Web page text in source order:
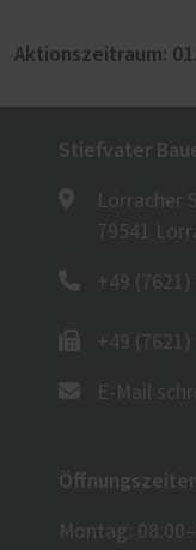
Aktionszeitraum:
Stiefvater
Lörracher
79541
+49 (7621)
+49 (7621)
E-Mail
Montag: